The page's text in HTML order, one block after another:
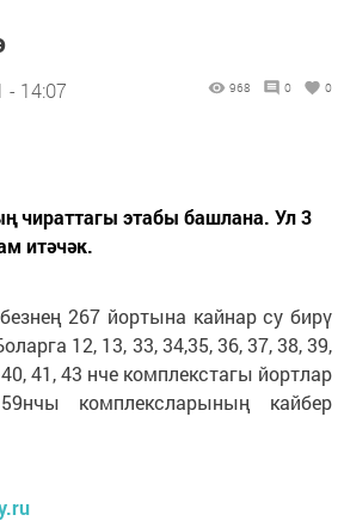
- 14:07 968 0 0
чираттагы этабы башлана. Ул 3
итәчәк.
267 йортына кайнар су бирү
12, 13, 33, 34,35, 36, 37, 38, 39,
41, 43 нче комплекстагы йортлар
комплексларының кайбер